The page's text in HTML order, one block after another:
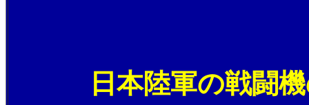
日本陸軍の戦闘機の